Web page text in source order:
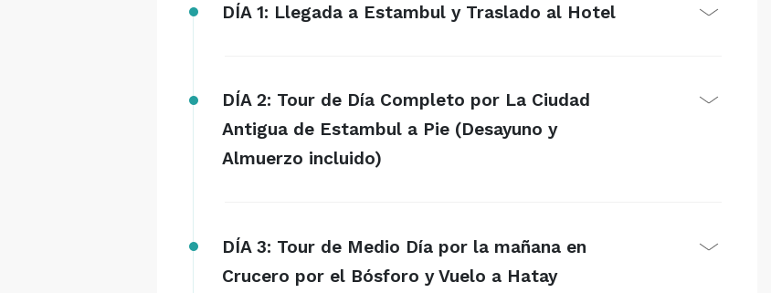
DÍA 1: Llegada a Estambul y Traslado al Hotel
DÍA 2: Tour de Día Completo por La Ciudad
Antigua de Estambul a Pie (Desayuno y
Almuerzo incluido)
DÍA 3: Tour de Medio Día por la mañana en
Crucero por el Bósforo y Vuelo a Hatay